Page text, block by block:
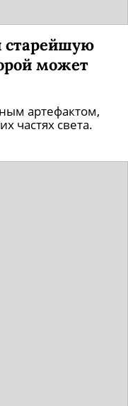
старейшую
может
артефактом,
частях света.